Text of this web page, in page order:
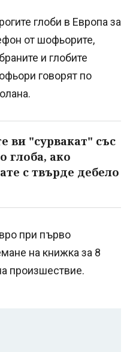
глоби в Европа за
от шофьорите,
и глобите
говорят по
ви "сурвакат" със
глоба, ако
с твърде дебело
при първо
на книжка за 8
произшествие.